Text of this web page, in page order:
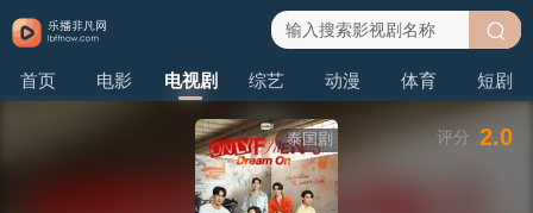
首页 电影 电视剧 综艺 动漫 体育 短剧
搜
索
泰国剧 评分 2.0